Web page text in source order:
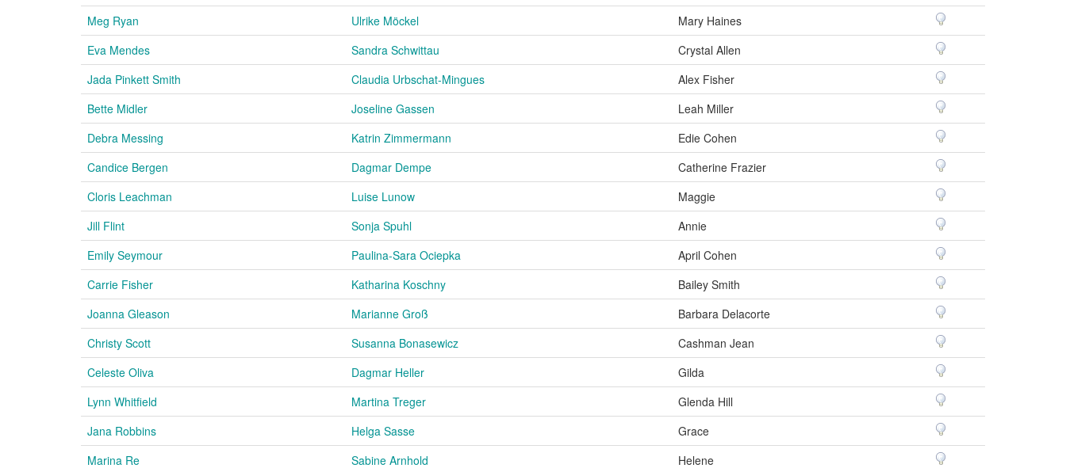
Meg Ryan
Ulrike Möckel
Mary Haines
Eva Mendes
Sandra Schwittau
Crystal Allen
Jada Pinkett Smith
Claudia Urbschat-Mingues
Alex Fisher
Bette Midler
Joseline Gassen
Leah Miller
Debra Messing
Katrin Zimmermann
Edie Cohen
Candice Bergen
Dagmar Dempe
Catherine Frazier
Cloris Leachman
Luise Lunow
Maggie
Jill Flint
Sonja Spuhl
Annie
Emily Seymour
Paulina-Sara Ociepka
April Cohen
Carrie Fisher
Katharina Koschny
Bailey Smith
Joanna Gleason
Marianne Groß
Barbara Delacorte
Christy Scott
Susanna Bonasewicz
Cashman Jean
Celeste Oliva
Dagmar Heller
Gilda
Lynn Whitfield
Martina Treger
Glenda Hill
Jana Robbins
Helga Sasse
Grace
Marina Re
Sabine Arnhold
Helene